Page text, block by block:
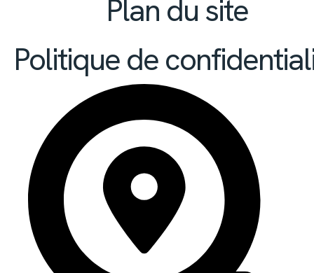
Plan du site
Politique de